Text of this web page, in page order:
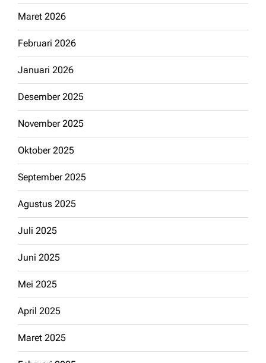
Maret 2026
Februari 2026
Januari 2026
Desember 2025
November 2025
Oktober 2025
September 2025
Agustus 2025
Juli 2025
Juni 2025
Mei 2025
April 2025
Maret 2025